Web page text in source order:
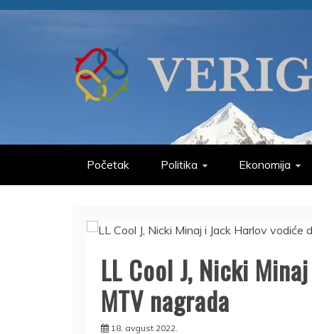
Skip
VERIGE
Početak Politika Ekonomija
LL Cool J, Nicki
MTV nagrada
18. avgust 2022.